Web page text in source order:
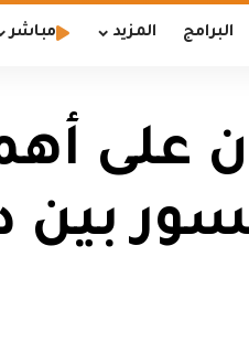
البرامج المزيد مباشر
على